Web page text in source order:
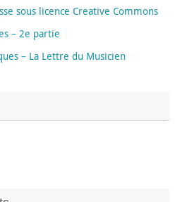
sous licence Creative Commons
– 2e partie
– La Lettre du Musicien